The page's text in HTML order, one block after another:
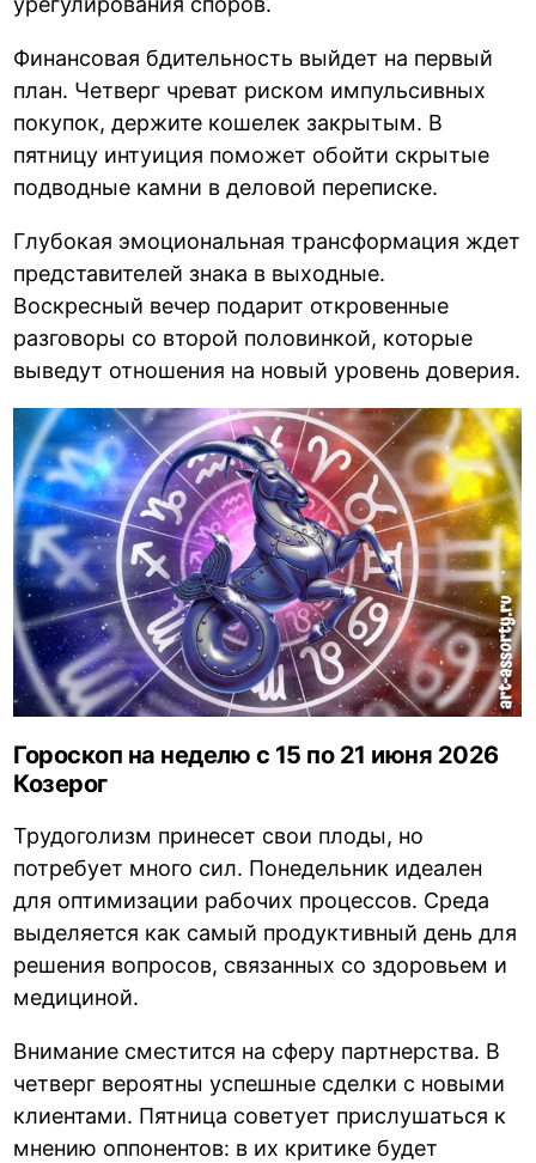
Финансовая бдительность выйдет на первый
план. Четверг чреват риском импульсивных
покупок, держите кошелек закрытым. В
пятницу интуиция поможет обойти скрытые
подводные камни в деловой переписке.
Глубокая эмоциональная трансформация ждет
представителей знака в выходные.
Воскресный вечер подарит откровенные
разговоры со второй половинкой, которые
выведут отношения на новый уровень доверия.
Гороскоп на неделю с 15 по 21 июня 2026
Козерог
Трудоголизм принесет свои плоды, но
потребует много сил. Понедельник идеален
для оптимизации рабочих процессов. Среда
выделяется как самый продуктивный день для
решения вопросов, связанных со здоровьем и
медициной.
Внимание сместится на сферу партнерства. В
четверг вероятны успешные сделки с новыми
клиентами. Пятница советует прислушаться к
мнению оппонентов: в их критике будет